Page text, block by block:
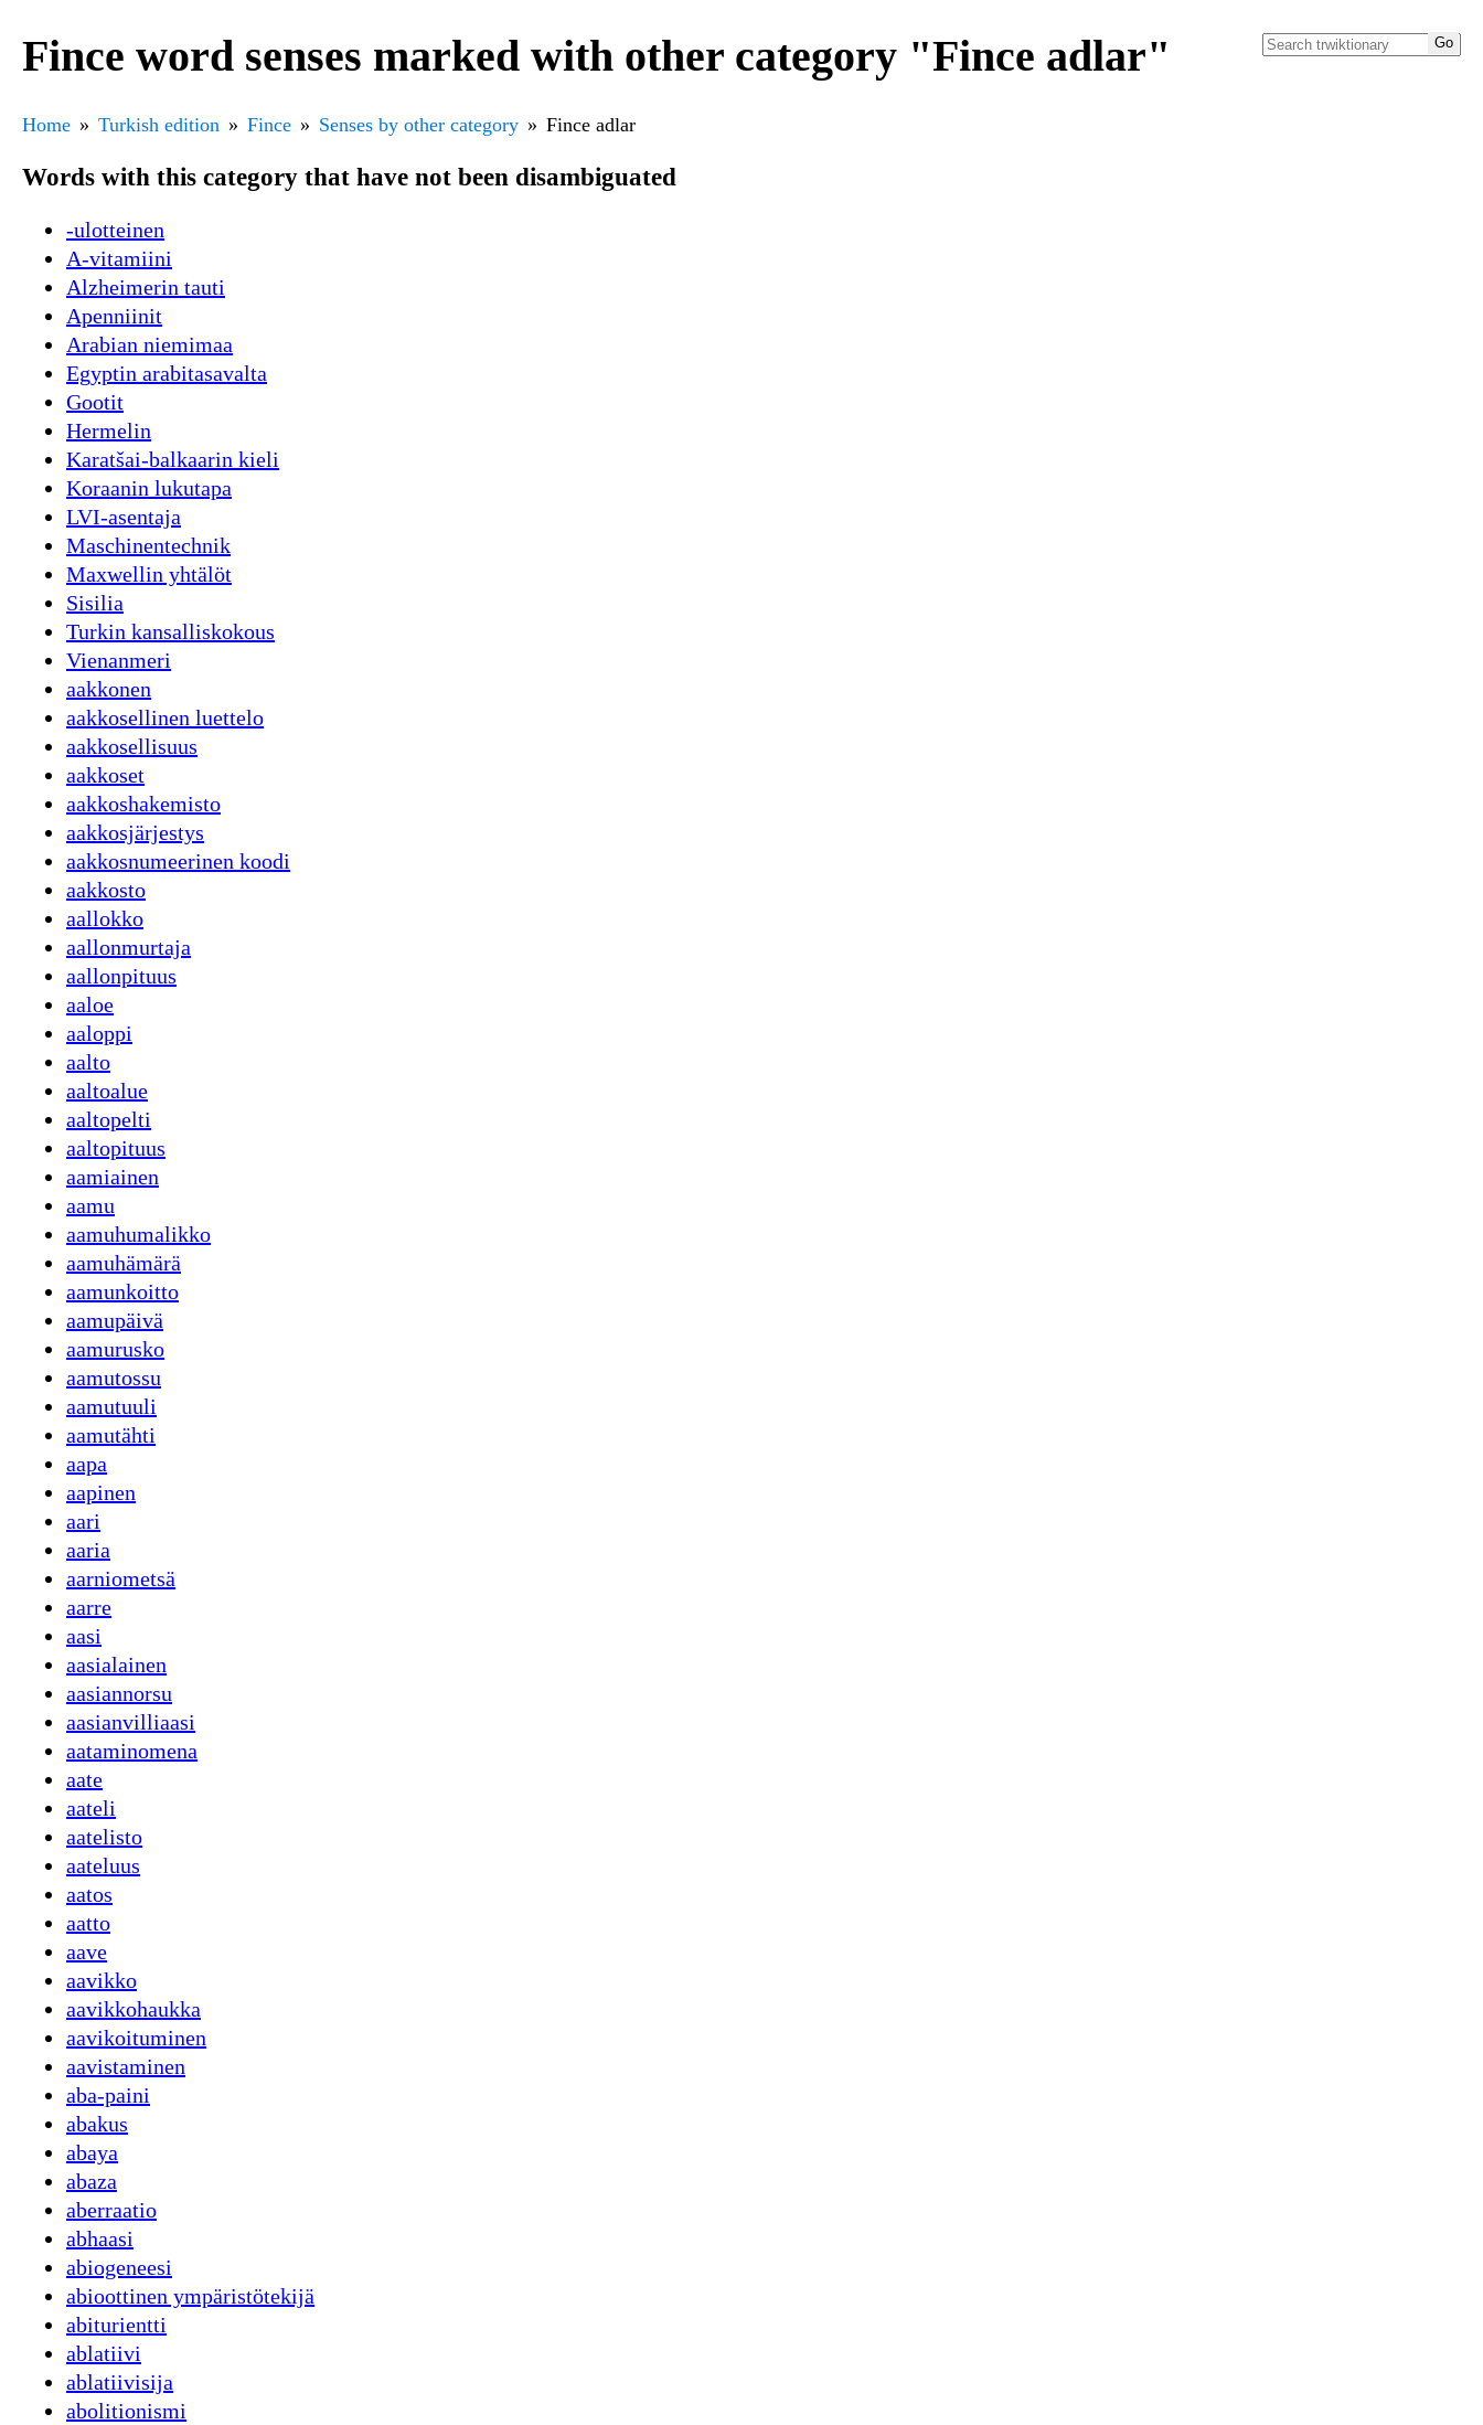
Fince word senses marked with other category "Fince adlar"
Home Turkish edition Fince Senses by other category Fince adlar
Words with this category that have not been disambiguated
-ulotteinen
A-vitamiini
Alzheimerin tauti
Apenniinit
Arabian niemimaa
Egyptin arabitasavalta
Gootit
Hermelin
Karatšai-balkaarin kieli
Koraanin lukutapa
LVI-asentaja
Maschinentechnik
Maxwellin yhtälöt
Sisilia
Turkin kansalliskokous
Vienanmeri
aakkonen
aakkosellinen luettelo
aakkosellisuus
aakkoset
aakkoshakemisto
aakkosjärjestys
aakkosnumeerinen koodi
aakkosto
aallokko
aallonmurtaja
aallonpituus
aaloe
aaloppi
aalto
aaltoalue
aaltopelti
aaltopituus
aamiainen
aamu
aamuhumalikko
aamuhämärä
aamunkoitto
aamupäivä
aamurusko
aamutossu
aamutuuli
aamutähti
aapa
aapinen
aari
aaria
aarniometsä
aarre
aasi
aasialainen
aasiannorsu
aasianvilliaasi
aataminomena
aate
aateli
aatelisto
aateluus
aatos
aatto
aave
aavikko
aavikkohaukka
aavikoituminen
aavistaminen
aba-paini
abakus
abaya
abaza
aberraatio
abhaasi
abiogeneesi
abioottinen ympäristötekijä
abiturientti
ablatiivi
ablatiivisija
abolitionismi